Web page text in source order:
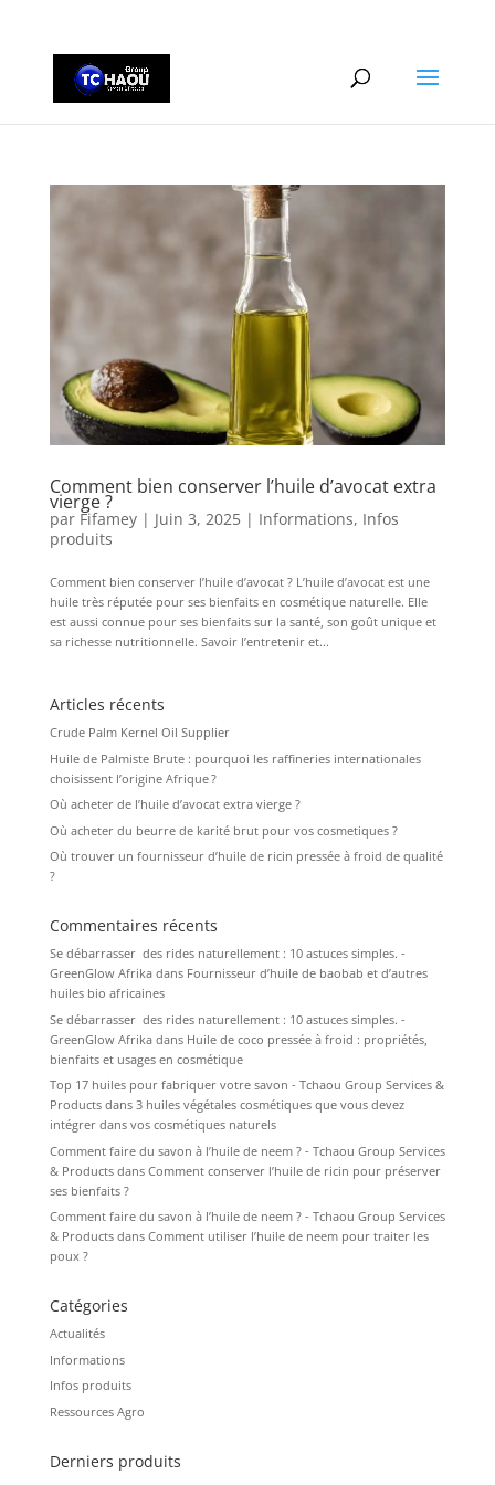
Comment bien conserver l’huile d’avocat extra
vierge ?
par Fifamey| Juin 3, 2025| Informations, Infos
produits
Comment bien conserver l’huile d’avocat ? L’huile d’avocat est une
huile très réputée pour ses bienfaits en cosmétique naturelle. Elle
est aussi connue pour ses bienfaits sur la santé, son goût unique et
sa richesse nutritionnelle. Savoir l’entretenir et...
Articles récents
Crude Palm Kernel Oil Supplier
Huile de Palmiste Brute : pourquoi les raffineries internationales
choisissent l’origine Afrique ?
Où acheter de l’huile d’avocat extra vierge ?
Où acheter du beurre de karité brut pour vos cosmetiques ?
Où trouver un fournisseur d’huile de ricin pressée à froid de qualité
?
Commentaires récents
Se débarrasser des rides naturellement : 10 astuces simples. -
GreenGlow Afrikadans Fournisseur d’huile de baobab et d’autres
huiles bio africaines
Se débarrasser des rides naturellement : 10 astuces simples. -
GreenGlow Afrikadans Huile de coco pressée à froid : propriétés,
bienfaits et usages en cosmétique
Top 17 huiles pour fabriquer votre savon - Tchaou Group Services &
Productsdans 3 huiles végétales cosmétiques que vous devez
intégrer dans vos cosmétiques naturels
Comment faire du savon à l’huile de neem ? - Tchaou Group Services
& Productsdans Comment conserver l’huile de ricin pour préserver
ses bienfaits ?
Comment faire du savon à l’huile de neem ? - Tchaou Group Services
& Productsdans Comment utiliser l’huile de neem pour traiter les
poux ?
Catégories
Actualités
Informations
Infos produits
Ressources Agro
Derniers produits